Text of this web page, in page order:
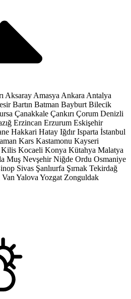
Aksaray Amasya Ankara Antalya
Bartın Batman Bayburt Bilecik
Çanakkale Çankırı Çorum Denizli
Erzincan Erzurum Eskişehir
Hakkari Hatay Iğdır Isparta İstanbul
Kars Kastamonu Kayseri
Kilis Kocaeli Konya Kütahya Malatya
Muş Nevşehir Niğde Ordu Osmaniye
Sivas Şanlıurfa Şırnak Tekirdağ
Van Yalova Yozgat Zonguldak